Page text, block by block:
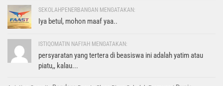
SEKOLAHPENERBANGAN MENGATAKAN:
Iya betul, mohon maaf yaa..
ISTIQOMATIN NAFI'AH MENGATAKAN:
persyaratan yang tertera di beasiswa ini adalah yatim atau
piatu,, kalau...